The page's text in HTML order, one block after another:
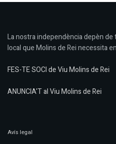
La nostra independència depèn
local que Molins de Rei necessita
FES-TE SOCI de Viu Molins de Rei
ANUNCIA'T al Viu Molins de Rei
Avís legal